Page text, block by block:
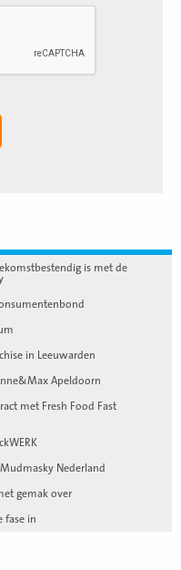
is met de
in Leeuwarden
Apeldoorn
met Fresh Food Fast
Nederland
gemak over
fase in